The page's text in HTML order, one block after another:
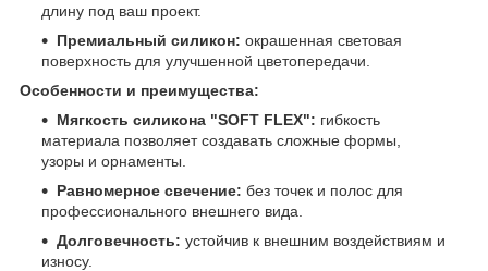
длину под ваш проект.
Премиальный силикон: окрашенная световая
поверхность для улучшенной цветопередачи.
Особенности и преимущества:
Мягкость силикона "SOFT FLEX": гибкость
материала позволяет создавать сложные формы,
узоры и орнаменты.
Равномерное свечение: без точек и полос для
профессионального внешнего вида.
Долговечность: устойчив к внешним воздействиям и
износу.